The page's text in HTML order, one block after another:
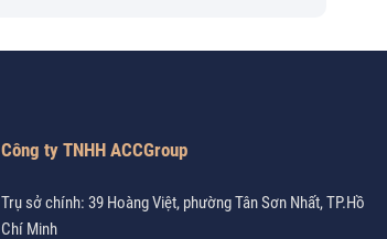
Công ty TNHH ACCGroup
Trụ sở chính: 39 Hoàng Việt, phường Tân Sơn Nhất, TP.Hồ
Chí Minh